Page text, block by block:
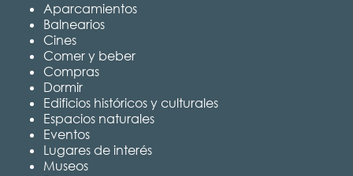
Aparcamientos
Balnearios
Cines
Comer y beber
Compras
Dormir
Edificios históricos y culturales
Espacios naturales
Eventos
Lugares de interés
Museos